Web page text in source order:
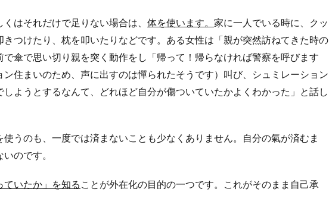
はそれだけで足りない場合は、 体を使います。 家に一人でいる時に、クッ
きつけたり、枕を叩いたりなどです。ある女性は「親が突然訪ねてきた時の
で傘で思い切り親を突く動作をし「帰って！帰らなければ警察を呼びます
ン住まいのため、声に出すのは憚られたそうです）叫び、シュミレーション
しようとするなんて、どれほど自分が傷ついていたかよくわかった」と話し
うのも、一度では済まないことも少なくありません。自分の氣が済むま
のです。
ていたか」を知る ことが外在化の目的の一つです。これがそのまま自己承